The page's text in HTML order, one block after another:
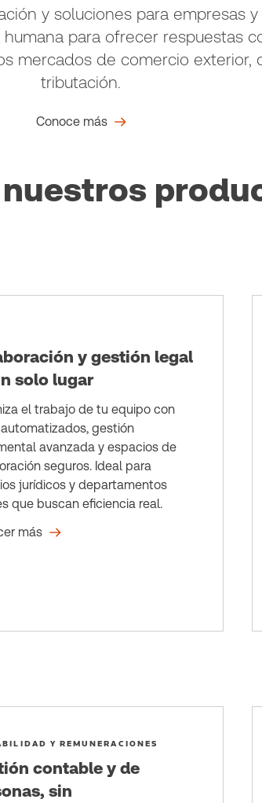
y soluciones para empresas
para ofrecer respuestas
mercados de comercio exterior,
tributación.
Conoce más
y gestión legal
solo lugar
el trabajo de tu equipo con
gestión
avanzada y espacios de
seguros. Ideal para
jurídicos y departamentos
que buscan eficiencia real.
más
Y REMUNERACIONES
contable y de
sin